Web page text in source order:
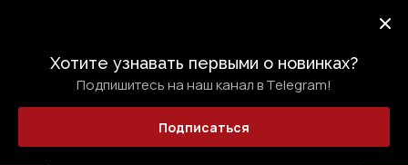
Хотите узнавать первыми о новинках?
Подпишитесь на наш канал в Telegram!
Подписаться